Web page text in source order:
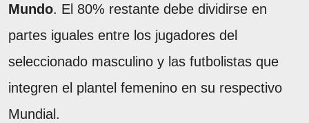
Mundo. El 80% restante debe dividirse en
partes iguales entre los jugadores del
seleccionado masculino y las futbolistas que
integren el plantel femenino en su respectivo
Mundial.